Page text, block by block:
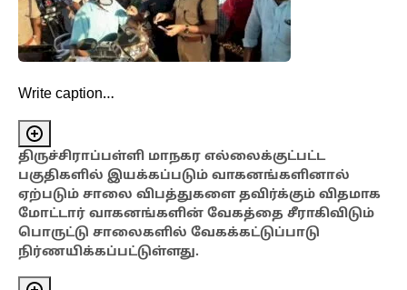
Write caption…
திருச்சிராப்பள்ளி மாநகர எல்லைக்குட்பட்ட
பகுதிகளில் இயக்கப்படும் வாகனங்களினால்
ஏற்படும் சாலை விபத்துகளை தவிர்க்கும் விதமாக
மோட்டார் வாகனங்களின் வேகத்தை சீராகிவிடும்
பொருட்டு சாலைகளில் வேகக்கட்டுப்பாடு
நிர்ணயிக்கப்பட்டுள்ளது.